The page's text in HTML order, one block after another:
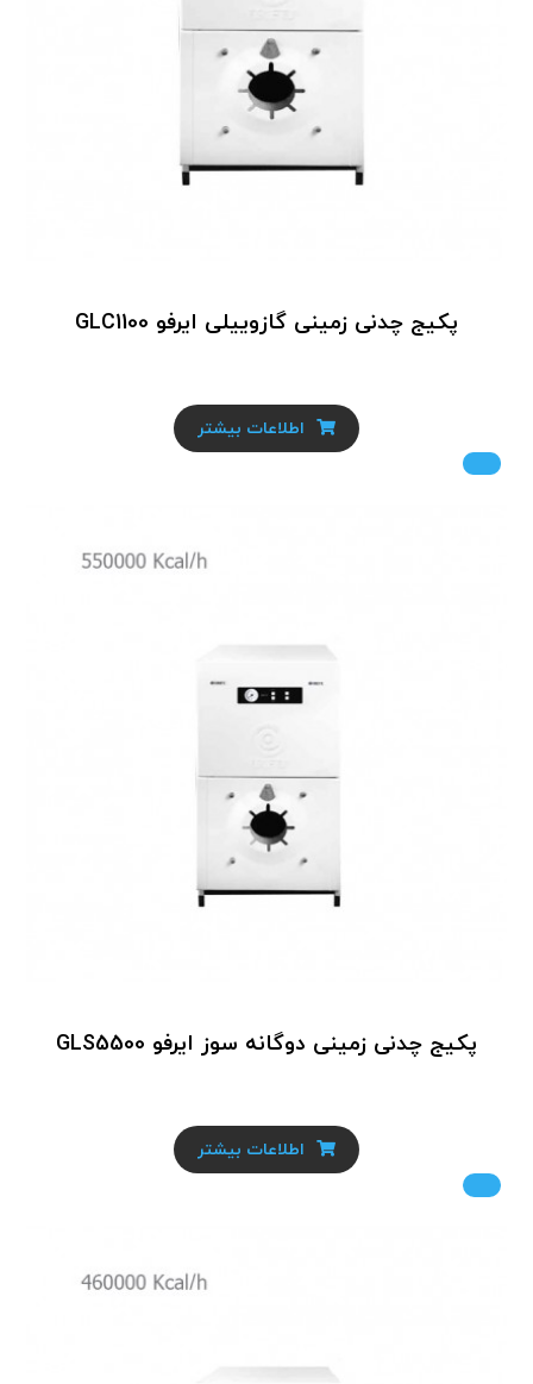
پکیج چدنی زمینی گازوییلی ایرفو GLC1100
اطلاعات بیشتر
پکیج چدنی زمینی دوگانه سوز ایرفو GLS5500
اطلاعات بیشتر